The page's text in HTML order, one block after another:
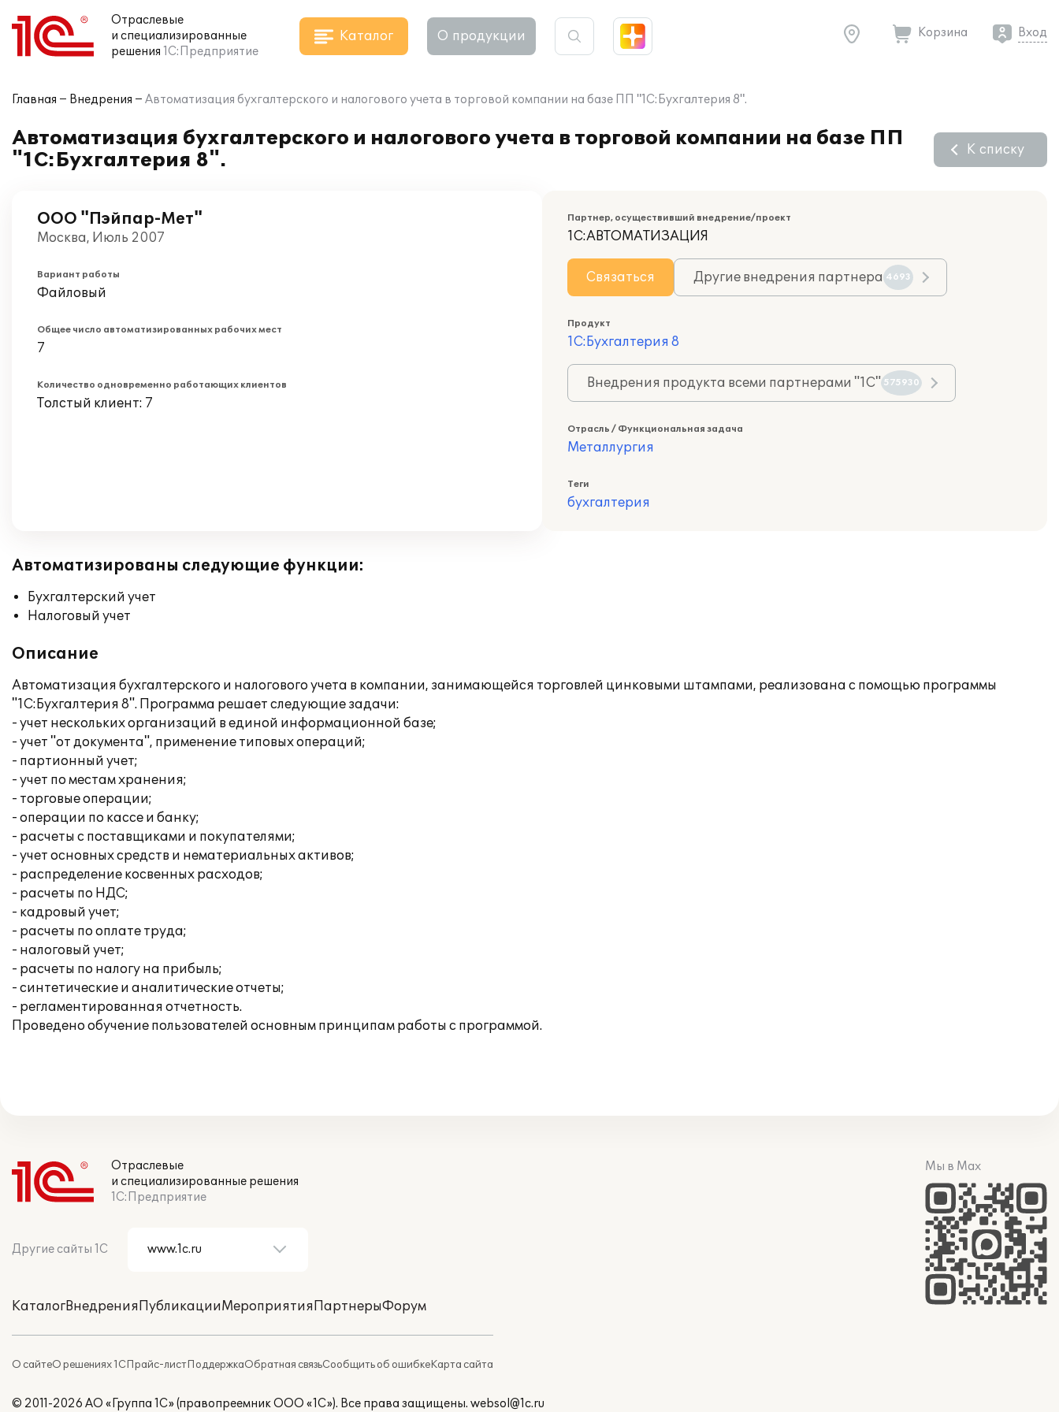
Отраслевые
и специализированные
решения 1С:Предприятие
Каталог О продукции Корзина Вход
Главная Внедрения Автоматизация бухгалтерского и налогового учета в торговой компании на базе ПП "1С:Бухгалтерия 8".
Автоматизация бухгалтерского и налогового учета в торговой компании на базе ПП
"1С:Бухгалтерия 8".
К списку
ООО "Пэйпар-Мет"
Москва, Июль 2007
Вариант работы
Файловый
Общее число автоматизированных рабочих мест
7
Количество одновременно работающих клиентов
Толстый клиент: 7
Партнер, осуществивший внедрение/проект
1С:АВТОМАТИЗАЦИЯ
Связаться Другие внедрения партнера 4693
Продукт
1С:Бухгалтерия 8
Внедрения продукта всеми партнерами "1С" 575930
Отрасль / Функциональная задача
Металлургия
Теги
бухгалтерия
Автоматизированы следующие функции:
Бухгалтерский учет
Налоговый учет
Описание
Автоматизация бухгалтерского и налогового учета в компании, занимающейся торговлей цинковыми штампами, реализована с помощью программы
"1С:Бухгалтерия 8". Программа решает следующие задачи:
- учет нескольких организаций в единой информационной базе;
- учет "от документа", применение типовых операций;
- партионный учет;
- учет по местам хранения;
- торговые операции;
- операции по кассе и банку;
- расчеты с поставщиками и покупателями;
- учет основных средств и нематериальных активов;
- распределение косвенных расходов;
- расчеты по НДС;
- кадровый учет;
- расчеты по оплате труда;
- налоговый учет;
- расчеты по налогу на прибыль;
- синтетические и аналитические отчеты;
- регламентированная отчетность.
Проведено обучение пользователей основным принципам работы с программой.
Отраслевые
и специализированные решения
1С:Предприятие
Другие сайты 1С
КаталогВнедренияПубликацииМероприятияПартнерыФорум
О сайтеО решениях 1СПрайс-листПоддержкаОбратная связьСообщить об ошибкеКарта сайта
Мы в Max
© 2011-2026 АО «Группа 1С» (правопреемник ООО «1С»). Все права защищены. websol@1c.ru